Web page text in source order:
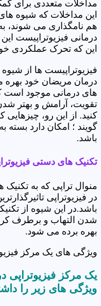
مداخلات متعددی برای
این مداخلات که شیوه
هم نامگذاری می شوند،
درمانی فیزیوتراپیست
این که تحرک عملکردی
فیزیوتراپیست ها از
درمان مریضان خود بهره
های درمانی موجود است
تقویت، آرامش و بهتر
کنید. از این رو،
گویند ؛ امکان دارد
باشد.
تکنیک های دستی
منوال تراپی که به
در فیزیوتراپی
باشد.در این شیوه از
شدن التهاب و برطرف
بهره برده می شود.
ویژگی های یک مرکز
یک مرکز فیزیوتراپی
ویژگی های زیر را